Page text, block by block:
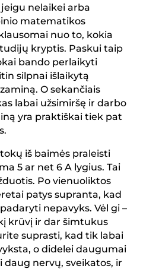
nelaikei arba
matematikos
nuo to, kokia
kryptis. Paskui taip
bando perlaikyti
silpnai išlaikytą
O sekančiais
labai užsimiršę ir darbo
yra praktiškai tiek pat
iš baimės praleisti
5 ar net 6 A lygius. Tai
Po vienuoliktos
patys supranta, kad
nepavyks. Vėl gi –
krūvį ir dar šimtukus
suprasti, kad tik labai
o didelei daugumai
daug nervų, sveikatos, ir